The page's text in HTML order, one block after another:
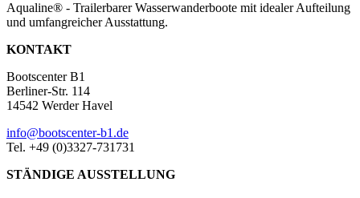
Aqualine® - Trailerbarer Wasserwanderboote mit idealer Aufteilung
und umfangreicher Ausstattung.
KONTAKT
Bootscenter B1
Berliner-Str. 114
14542 Werder Havel
info@bootscenter-b1.de
Tel. +49 (0)3327-731731
STÄNDIGE AUSSTELLUNG